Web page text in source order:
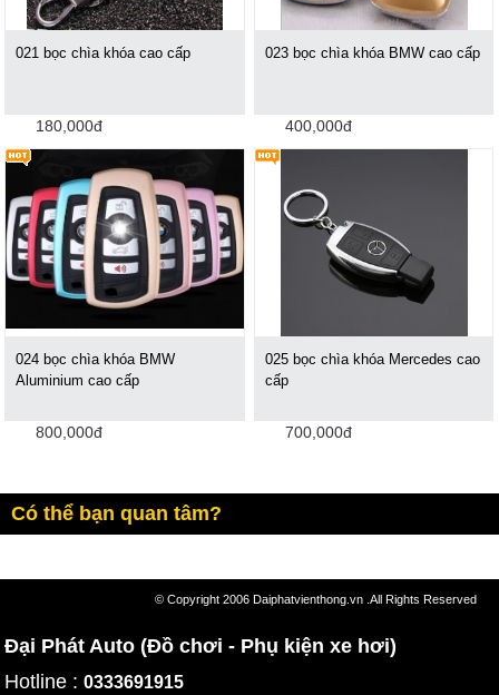
021 bọc chìa khóa cao cấp
180,000đ
023 bọc chìa khóa BMW cao cấp
400,000đ
024 bọc chìa khóa BMW
Aluminium cao cấp
800,000đ
025 bọc chìa khóa Mercedes cao
cấp
700,000đ
Có thể bạn quan tâm?
© Copyright 2006 Daiphatvienthong.vn .All Rights Reserved
Đại Phát Auto (Đồ chơi - Phụ kiện xe hơi)
Hotline :0333691915